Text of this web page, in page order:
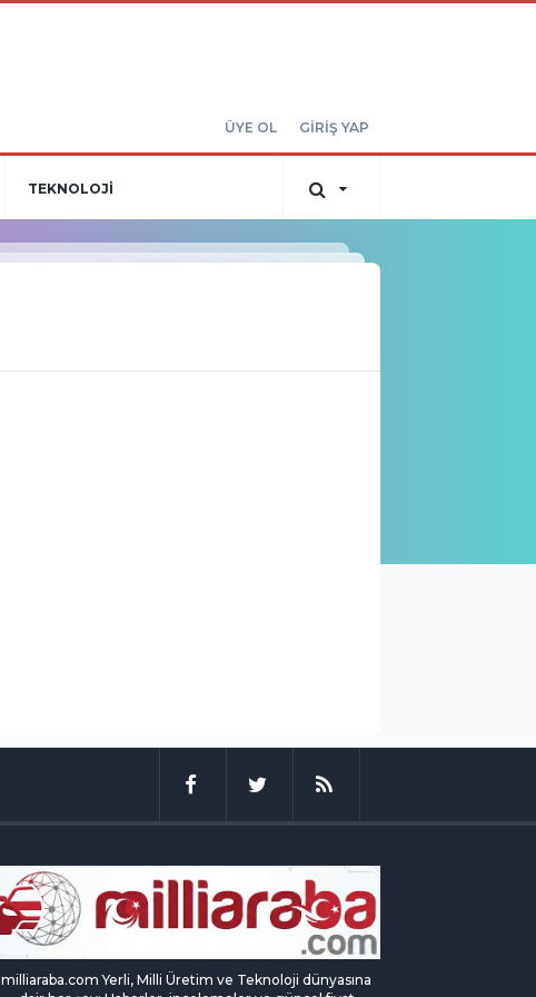
ÜYE OL GİRİŞ YAP
TEKNOLOJİ
milliaraba.com Yerli, Milli Üretim ve Teknoloji dünyasına